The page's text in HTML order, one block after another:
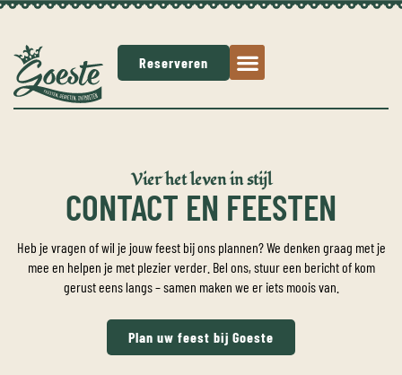
Reserveren
Vier het leven in stijl
CONTACT EN FEESTEN
Heb je vragen of wil je jouw feest bij ons plannen? We denken graag met je
mee en helpen je met plezier verder. Bel ons, stuur een bericht of kom
gerust eens langs – samen maken we er iets moois van.
Plan uw feest bij Goeste